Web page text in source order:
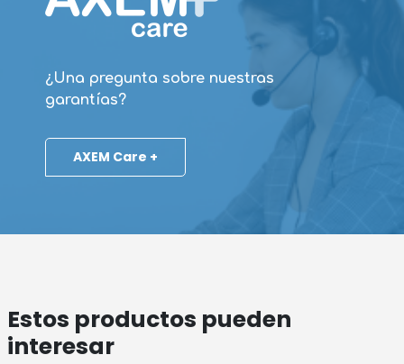
¿Una pregunta sobre nuestras
garantías?
AXEM Care +
Estos productos pueden
interesar